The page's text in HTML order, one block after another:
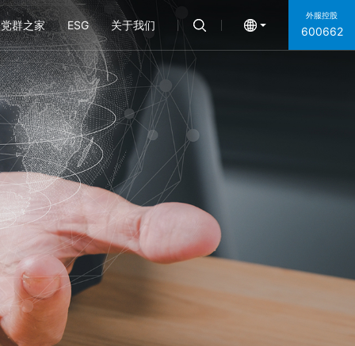
党群之家 ESG 关于我们
外服控股
600662